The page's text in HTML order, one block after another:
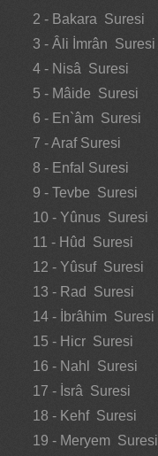
2 - Bakara Suresi
3 - Âli İmrân Suresi
4 - Nisâ Suresi
5 - Mâide Suresi
6 - En`âm Suresi
7 - Araf Suresi
8 - Enfal Suresi
9 - Tevbe Suresi
10 - Yûnus Suresi
11 - Hûd Suresi
12 - Yûsuf Suresi
13 - Rad Suresi
14 - İbrâhim Suresi
15 - Hicr Suresi
16 - Nahl Suresi
17 - İsrâ Suresi
18 - Kehf Suresi
19 - Meryem Suresi